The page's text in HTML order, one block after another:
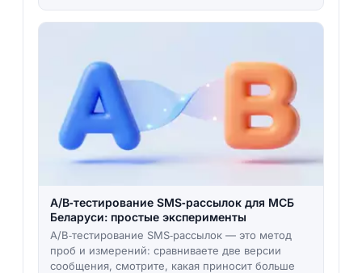
A/B‑тестирование SMS‑рассылок для МСБ
Беларуси: простые эксперименты
A/B‑тестирование SMS‑рассылок — это метод
проб и измерений: сравниваете две версии
сообщения, смотрите, какая приносит больше